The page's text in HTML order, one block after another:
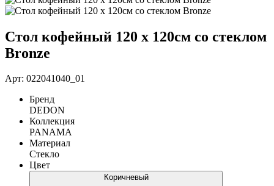
Стол кофейный 120 х 120см со стеклом
Bronze
Арт: 022041040_01
Бренд
DEDON
Коллекция
PANAMA
Материал
Стекло
Цвет
Коричневый